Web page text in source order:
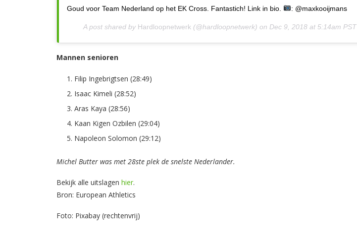
Goud voor Team Nederland op het EK Cross. Fantastich! Link in bio. : @maxkooijmans
A post shared by Hardloopnetwerk (@hardloopnetwerk) on Dec 9, 2018 at 5:14am PST
Mannen senioren
Filip Ingebrigtsen (28:49)
Isaac Kimeli (28:52)
Aras Kaya (28:56)
Kaan Kigen Ozbilen (29:04)
Napoleon Solomon (29:12)
Michel Butter was met 28ste plek de snelste Nederlander.
Bekijk alle uitslagen hier.
Bron: European Athletics
Foto: Pixabay (rechtenvrij)